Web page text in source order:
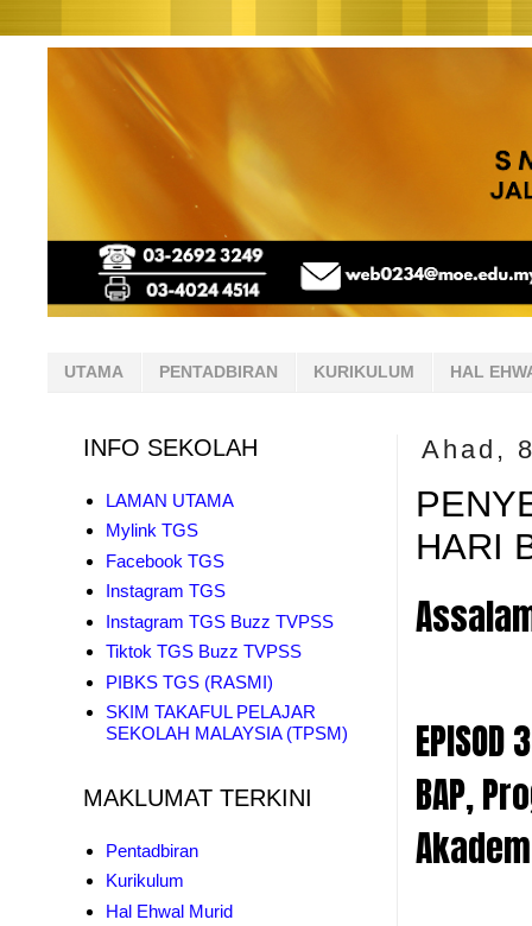
UTAMA PENTADBIRAN KURIKULUM HAL
Ahad,
HARI
BAP,
INFO SEKOLAH
LAMAN UTAMA
Mylink TGS
Facebook TGS
Instagram TGS
Instagram TGS Buzz TVPSS
Tiktok TGS Buzz TVPSS
PIBKS TGS (RASMI)
SKIM TAKAFUL PELAJAR
SEKOLAH MALAYSIA (TPSM)
MAKLUMAT TERKINI
Pentadbiran
Kurikulum
Hal Ehwal Murid